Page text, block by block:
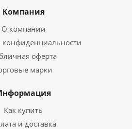
Компания
О компании
конфиденциальности
оферта
марки
Как купить
и доставка